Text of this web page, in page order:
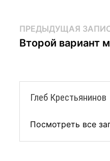
Навигация
по
ПРЕДЫДУЩАЯ
Второй вариант
Глеб Крестьянинов
Посмотреть все